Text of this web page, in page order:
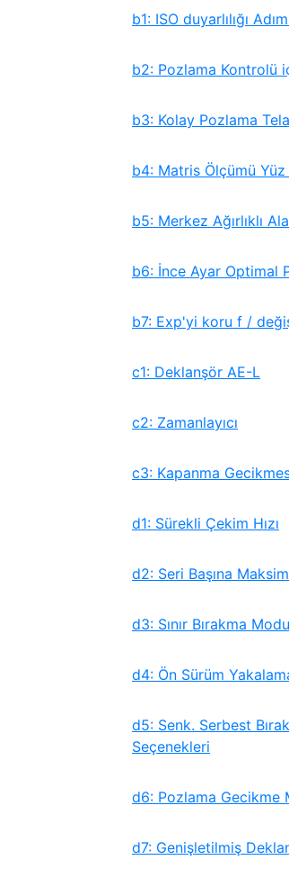
b1: ISO duyarlılığı
b2: Pozlama Kontrolü
b3: Kolay Pozlama
b4: Matris Ölçümü Yüz
b5: Merkez Ağırlıklı
b6: İnce Ayar Optimal
b7: Exp'yi koru f /
c1: Deklanşör AE-L
c2: Zamanlayıcı
c3: Kapanma
d1: Sürekli Çekim Hızı
d2: Seri Başına
d3: Sınır Bırakma
d4: Ön Sürüm
d5: Senk. Serbest
Seçenekleri
d6: Pozlama Gecikme
d7: Genişletilmiş